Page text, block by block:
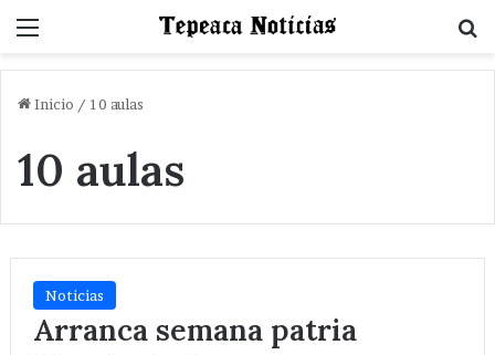
Menu
Inicio / 10 aulas
10 aulas
Noticias
Arranca semana patria